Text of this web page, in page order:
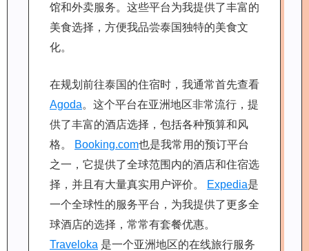
馆和外卖服务。这些平台为我提供了丰富的
美食选择，方便我品尝泰国独特的美食文
化。
在规划前往泰国的住宿时，我通常首先查看
Agoda。这个平台在亚洲地区非常流行，提
供了丰富的酒店选择，包括各种预算和风
格。
Booking.com也是我常用的预订平台
之一，它提供了全球范围内的酒店和住宿选
择，并且有大量真实用户评价。
Expedia是
一个全球性的服务平台，为我提供了更多全
球酒店的选择，常常有套餐优惠。
Traveloka 是一个亚洲地区的在线旅行服务